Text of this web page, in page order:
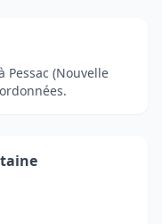
Pessac (Nouvelle